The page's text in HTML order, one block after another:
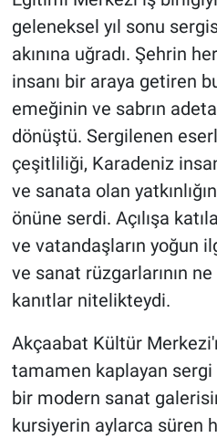
geleneksel yıl sonu
akınına uğradı. Şehrin
insanı bir araya getiren
emeğinin ve sabrın
dönüştü. Sergilenen
çeşitliliği, Karadeniz
ve sanata olan
önüne serdi. Açılışa
ve vatandaşların yoğun
ve sanat rüzgarlarının
kanıtlar nitelikteydi.
Akçaabat Kültür
tamamen kaplayan sergi
bir modern sanat
kursiyerin aylarca süren